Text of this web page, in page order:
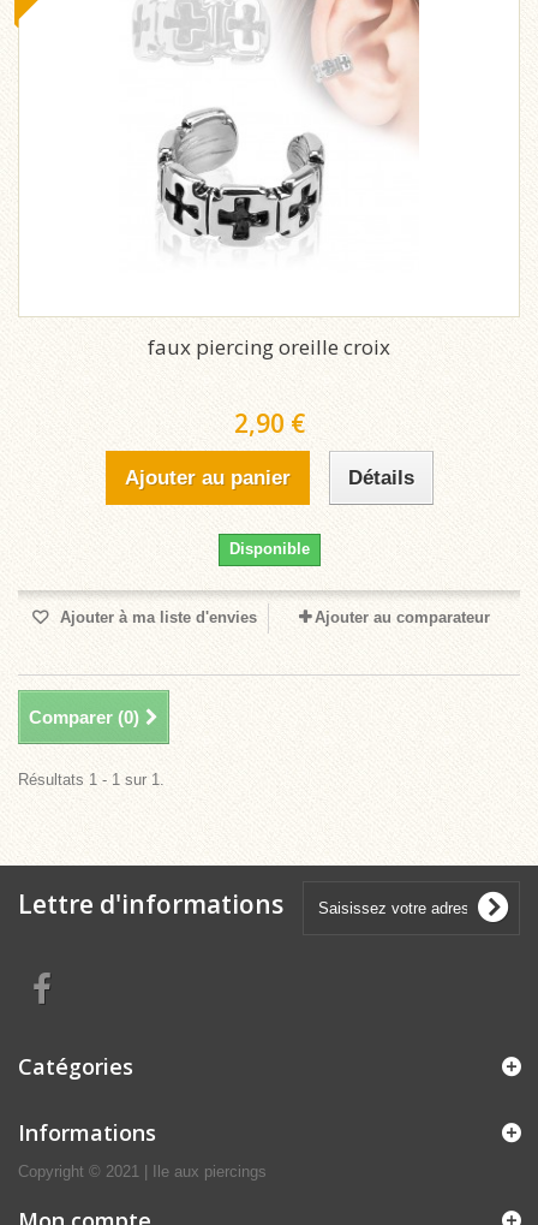
faux piercing oreille croix
2,90 €
Ajouter au panier Détails
Disponible
Ajouter à ma liste d'envies Ajouter au comparateur
Comparer (0)
Résultats 1 - 1 sur 1.
Lettre d'informations
Catégories
Informations
Copyright © 2021 | Ile aux piercings